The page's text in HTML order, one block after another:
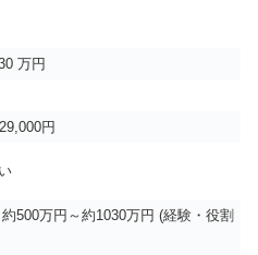
万円
円
約500万円～約1030万円 (経験・役割